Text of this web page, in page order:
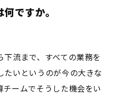
何ですか。
流まで、すべての業務を
たいというのが今の大きな
チームでそうした機会をい